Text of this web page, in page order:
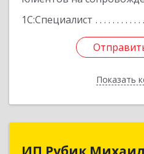
1С:Специалист
Показать
ИП Рубик